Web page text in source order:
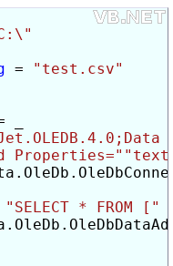
=
"test.csv"
_
Properties="
"SELECT * FROM ["